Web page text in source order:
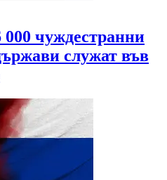
чуждестранни
служат във